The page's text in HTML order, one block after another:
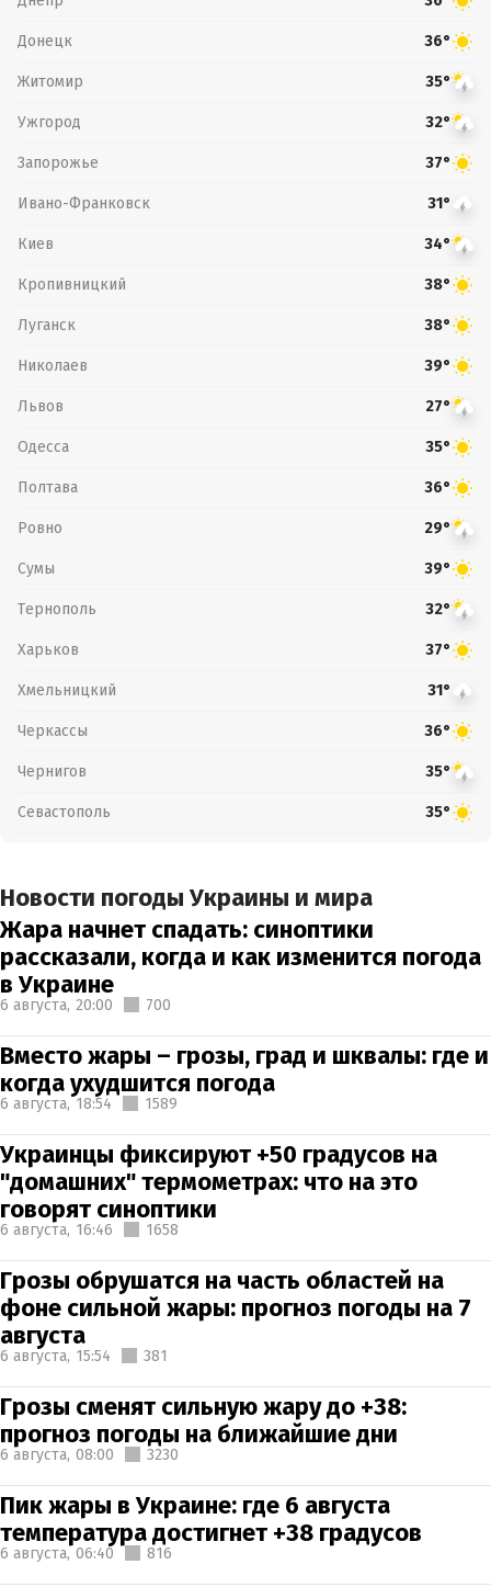
Донецк 36°
Житомир 35°
Ужгород 32°
Запорожье 37°
Ивано-Франковск 31°
Киев 34°
Кропивницкий 38°
Луганск 38°
Николаев 39°
Львов 27°
Одесса 35°
Полтава 36°
Ровно 29°
Сумы 39°
Тернополь 32°
Харьков 37°
Хмельницкий 31°
Черкассы 36°
Чернигов 35°
Севастополь 35°
Новости погоды Украины и мира
Жара начнет спадать: синоптики
рассказали, когда и как изменится погода
в Украине
6 августа, 20:00 700
Вместо жары – грозы, град и шквалы: где и
когда ухудшится погода
6 августа, 18:54 1589
Украинцы фиксируют +50 градусов на
"домашних" термометрах: что на это
говорят синоптики
6 августа, 16:46 1658
Грозы обрушатся на часть областей на
фоне сильной жары: прогноз погоды на 7
августа
6 августа, 15:54 381
Грозы сменят сильную жару до +38:
прогноз погоды на ближайшие дни
6 августа, 08:00 3230
Пик жары в Украине: где 6 августа
температура достигнет +38 градусов
6 августа, 06:40 816